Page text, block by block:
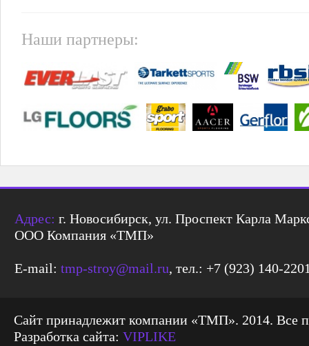
Наши партнеры:
Адрес: г. Новосибирск, ул. Проспект Карла
ООО Компания «ТМП»
E-mail: tmp-stroy@mail.ru, тел.: +7 (923) 140-
Сайт принадлежит компании «ТМП». 2014. Все
Разработка сайта: VIPLIKE